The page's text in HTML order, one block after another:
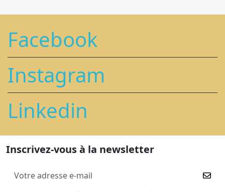
Facebook
Instagram
Linkedin
Inscrivez-vous à la newsletter